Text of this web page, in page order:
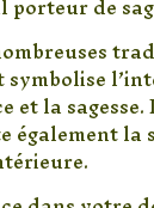
symbolise
et la sagesse.
également